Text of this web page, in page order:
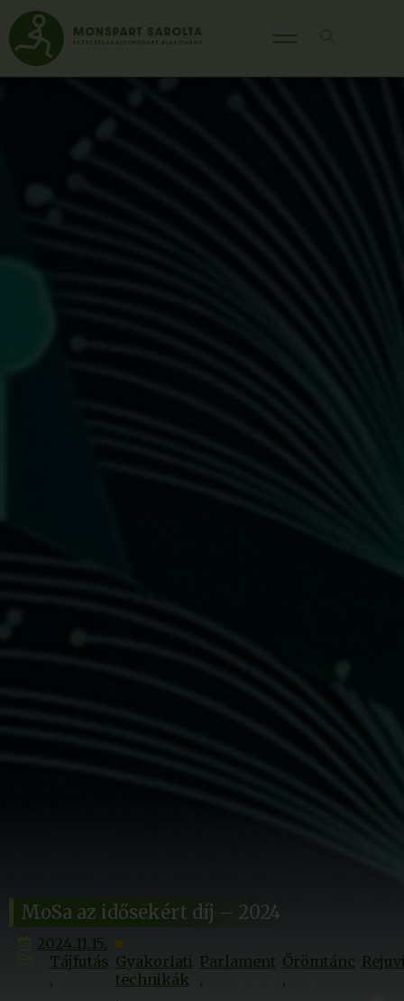
MoSa az idősekért díj – 2024
2024.11.15.
Tájfutás Gyakorlati
technikák
Parlament Örömtánc